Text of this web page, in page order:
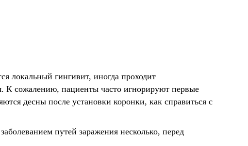
локальный гингивит, иногда проходит
К сожалению, пациенты часто игнорируют первые
десны после установки коронки, как справиться с
путей заражения несколько, перед